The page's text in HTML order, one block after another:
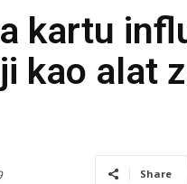
kartu
kao alat
Share